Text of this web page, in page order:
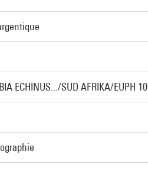
ECHINUS.../SUD AFRIKA/EUPH 10